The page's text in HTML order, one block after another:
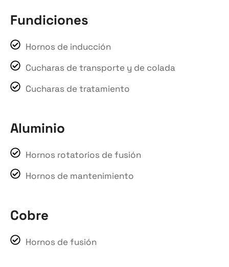
Fundiciones
Hornos de inducción
Cucharas de transporte y de colada
Cucharas de tratamiento
Aluminio
Hornos rotatorios de fusión
Hornos de mantenimiento
Cobre
Hornos de fusión